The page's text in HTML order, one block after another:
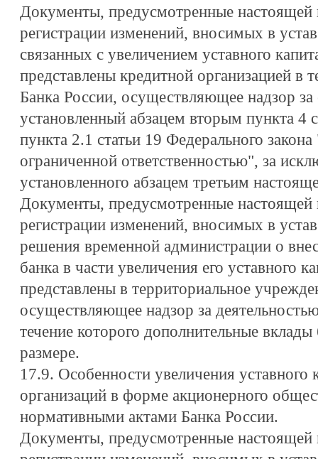
Документы, предусмотренные настоящей
регистрации изменений, вносимых в
связанных с увеличением уставного
представлены кредитной организацией в
Банка России, осуществляющее надзор за
установленный абзацем вторым пункта 4
пункта 2.1 статьи 19 Федерального
ограниченной ответственностью", за
установленного абзацем третьим
Документы, предусмотренные настоящей
регистрации изменений, вносимых в
решения временной администрации о
банка в части увеличения его уставного
представлены в территориальное
осуществляющее надзор за
течение которого дополнительные
размере.
17.9. Особенности увеличения уставного
организаций в форме акционерного
нормативными актами Банка России.
Документы, предусмотренные настоящей